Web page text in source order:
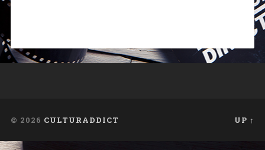
© 2026 CULTURADDICT UP ↑